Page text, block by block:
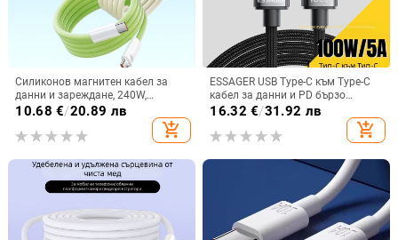
Силиконов магнитен кабел за
данни и зареждане, 240W,
Lightning и Type-C, единичен
10.68 €/20.89 лв
add_shopping_cart
ESSAGER USB Type-C към Type-C
кабел за данни и PD бързо
зареждане, 100W, за телефон,
таблет и лаптоп, дължина 1–2 м
16.32 €/31.92 лв
add_shopping_cart